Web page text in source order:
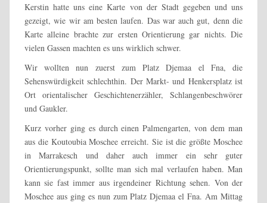
Kerstin hatte uns eine Karte von der Stadt gegeben und uns
gezeigt, wie wir am besten laufen. Das war auch gut, denn die
Karte alleine brachte zur ersten Orientierung gar nichts. Die
vielen Gassen machten es uns wirklich schwer.
Wir wollten nun zuerst zum Platz Djemaa el Fna, die
Sehenswürdigkeit schlechthin. Der Markt- und Henkersplatz ist
Ort orientalischer Geschichtenerzähler, Schlangenbeschwörer
und Gaukler.
Kurz vorher ging es durch einen Palmengarten, von dem man
aus die Koutoubia Moschee erreicht. Sie ist die größte Moschee
in Marrakesch und daher auch immer ein sehr guter
Orientierungspunkt, sollte man sich mal verlaufen haben. Man
kann sie fast immer aus irgendeiner Richtung sehen. Von der
Moschee aus ging es nun zum Platz Djemaa el Fna. Am Mittag